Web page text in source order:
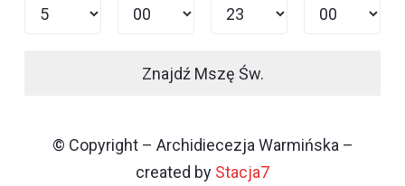
Znajdź Mszę Św.
© Copyright – Archidiecezja Warmińska –
created by Stacja7